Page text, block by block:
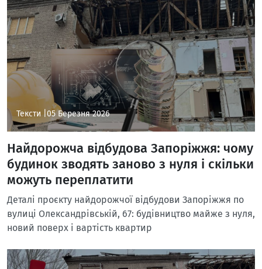
Тексти |05 Березня 2026
Найдорожча відбудова Запоріжжя: чому
будинок зводять заново з нуля і скільки
можуть переплатити
Деталі проєкту найдорожчої відбудови Запоріжжя по
вулиці Олександрівській, 67: будівництво майже з нуля,
новий поверх і вартість квартир